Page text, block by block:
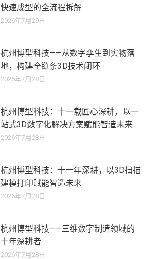
快速成型的全流程拆解
2026年7月29日
杭州博型科技——从数字孪生到实物落
地，构建全链条3D技术闭环
2026年7月28日
杭州博型科技：十一载匠心深耕，以一
站式3D数字化解决方案赋能智造未来
2026年7月28日
杭州博型科技：十一年深耕，以3D扫描
建模打印赋能智造未来
2026年7月28日
杭州博型科技——三维数字制造领域的
十年深耕者
2026年7月28日